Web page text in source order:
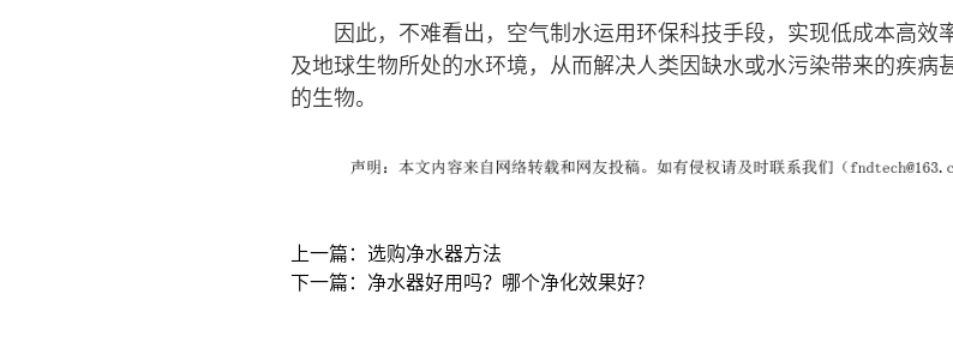
因此，不难看出，空气制水运用环保科技手段，实现低成本高效
及地球生物所处的水环境，从而解决人类因缺水或水污染带来的疾病
的生物。
上一篇：选购净水器方法
下一篇：净水器好用吗？哪个净化效果好?